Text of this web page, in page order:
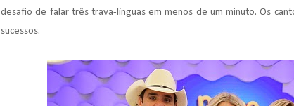
desafio de falar três trava-línguas em menos de um minuto. Os
sucessos.